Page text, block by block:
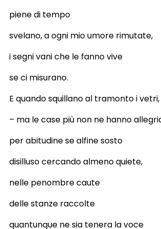
piene di tempo
svelano, a ogni mio umore rimutate,
i segni vani che le fanno vive
se ci misurano.
E quando squillano al tramonto i vetri,
– ma le case più non ne hanno
per abitudine se alfine sosto
disilluso cercando almeno quiete,
nelle penombre caute
delle stanze raccolte
quantunque ne sia tenera la voce